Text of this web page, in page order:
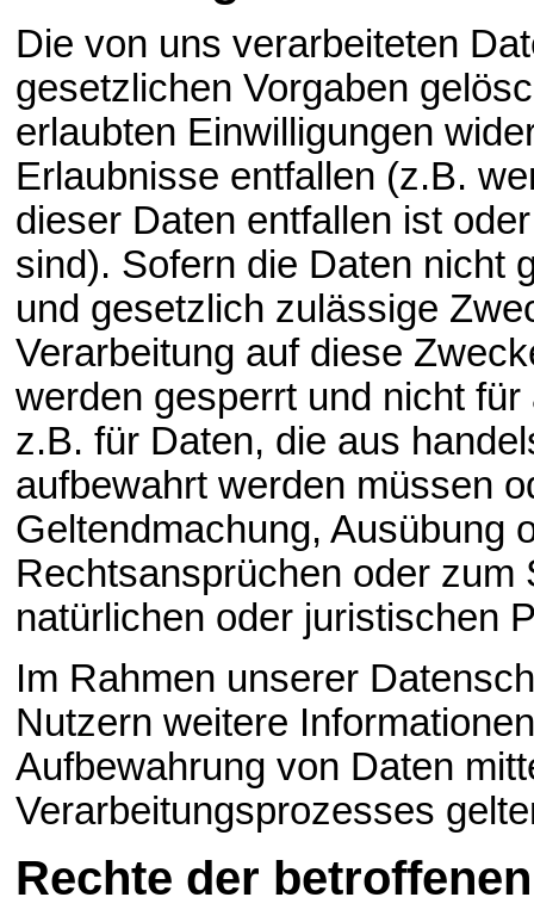
Die von uns verarbeiteten
gesetzlichen Vorgaben
erlaubten Einwilligungen
Erlaubnisse entfallen (z.B.
dieser Daten entfallen ist
sind). Sofern die Daten nicht
und gesetzlich zulässige
Verarbeitung auf diese
werden gesperrt und nicht
z.B. für Daten, die aus
aufbewahrt werden müssen
Geltendmachung, Ausübung
Rechtsansprüchen oder
natürlichen oder juristischen
Im Rahmen unserer
Nutzern weitere
Aufbewahrung von Daten
Verarbeitungsprozesses
Rechte der